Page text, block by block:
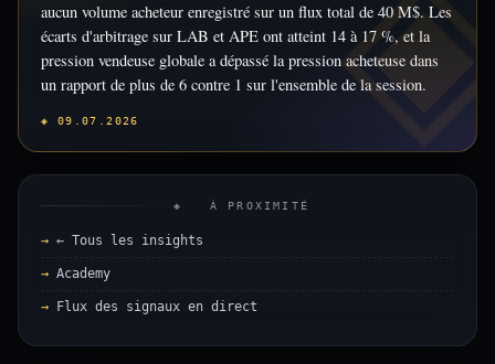
aucun volume acheteur enregistré sur un flux total de 40 M$. Les
écarts d'arbitrage sur LAB et APE ont atteint 14 à 17 %, et la
pression vendeuse globale a dépassé la pression acheteuse dans
un rapport de plus de 6 contre 1 sur l'ensemble de la session.
◈ 09.07.2026
◈ À PROXIMITÉ
← Tous les insights
Academy
Flux des signaux en direct